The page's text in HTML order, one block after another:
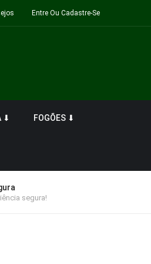
Entre Ou Cadastre-Se
⬇ FOGÕES ⬇
segura!